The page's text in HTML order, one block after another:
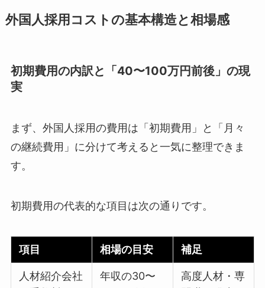
外国人採用コストの基本構造と相場感
初期費用の内訳と「40〜100万円前後」の現
実
まず、外国人採用の費用は「初期費用」と「月々
の継続費用」に分けて考えると一気に整理できま
す。
初期費用の代表的な項目は次の通りです。
項目 相場の目安 補足
人材紹介会社
年収の30〜
高度人材・専